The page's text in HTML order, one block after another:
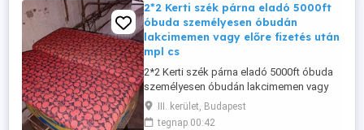
2*2 Kerti szék párna eladó 5000ft
óbuda személyesen óbudán
lakcimemen vagy előre fizetés után
mpl cs
2*2 Kerti szék párna eladó 5000ft óbuda
személyesen óbudán lakcimemen vagy
előre fizetés után mpl csomagautomata
+3000ft 36 50 104 8272
III. kerület, Budapest
tegnap 00:42